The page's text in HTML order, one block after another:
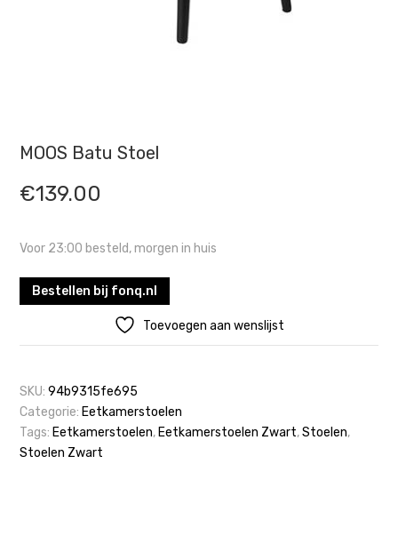
MOOS Batu Stoel
€139.00
Voor 23:00 besteld, morgen in huis
Bestellen bij fonq.nl
Toevoegen aan wenslijst
SKU:94b9315fe695
Categorie: Eetkamerstoelen
Tags: Eetkamerstoelen, Eetkamerstoelen Zwart,Stoelen,
Stoelen Zwart